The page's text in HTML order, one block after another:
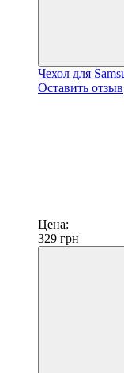
Чехол для
Оставить отзыв
Цена:
329 грн